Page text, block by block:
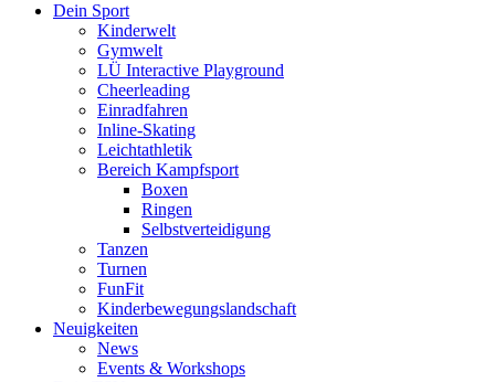
Dein Sport
Kinderwelt
Gymwelt
LÜ Interactive Playground
Cheerleading
Einradfahren
Inline-Skating
Leichtathletik
Bereich Kampfsport
Boxen
Ringen
Selbstverteidigung
Tanzen
Turnen
FunFit
Kinderbewegungslandschaft
Neuigkeiten
News
Events & Workshops